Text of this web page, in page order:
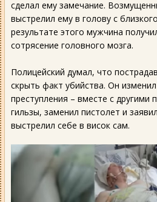
сделал ему замечание.
выстрелил ему в голову с
результате этого мужчина
сотрясение головного мозга.
Полицейский думал, что
скрыть факт убийства. Он
преступления – вместе с другими
гильзы, заменил пистолет и
выстрелил себе в висок сам.